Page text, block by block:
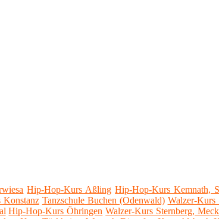
Hip-Hop-Kurs Aßling Hip-Hop-Kurs Kemnath,
Tanzschule Buchen (Odenwald) Walzer-Kurs
Hip-Hop-Kurs Öhringen Walzer-Kurs Sternberg,